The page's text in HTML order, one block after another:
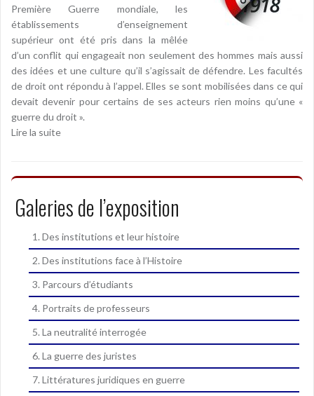
Première Guerre mondiale, les
établissements d’enseignement
supérieur ont été pris dans la mêlée
d’un conflit qui engageait non seulement des hommes mais aussi
des idées et une culture qu’il s’agissait de défendre. Les facultés
de droit ont répondu à l’appel. Elles se sont mobilisées dans ce qui
devait devenir pour certains de ses acteurs rien moins qu’une «
guerre du droit ».
Lire la suite
Galeries de l’exposition
1. Des institutions et leur histoire
2. Des institutions face à l’Histoire
3. Parcours d’étudiants
4. Portraits de professeurs
5. La neutralité interrogée
6. La guerre des juristes
7. Littératures juridiques en guerre